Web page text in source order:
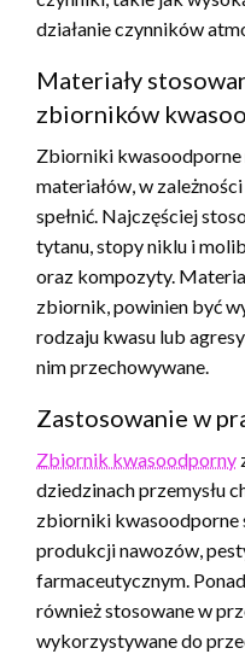
działanie czynników
Materiały
zbiorników
Zbiorniki kwasoodporne
materiałów, w
spełnić. Najczęściej
tytanu, stopy niklu i
oraz kompozyty.
zbiornik, powinien być
rodzaju kwasu lub
nim przechowywane.
Zastosowanie w
Zbiornik kwasoodporny
dziedzinach przemysłu
zbiorniki kwasoodporne
produkcji nawozów,
farmaceutycznym.
również stosowane w
wykorzystywane do